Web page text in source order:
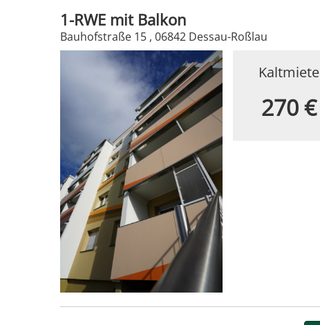
1-RWE mit Balkon
Bauhofstraße 15 , 06842 Dessau-Roßlau
Kaltmiete
270 €